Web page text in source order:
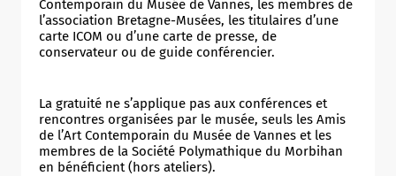
Contemporain du Musée de Vannes, les membres de
l’association Bretagne-Musées, les titulaires d’une
carte ICOM ou d’une carte de presse, de
conservateur ou de guide conférencier.
La gratuité ne s’applique pas aux conférences et
rencontres organisées par le musée, seuls les Amis
de l’Art Contemporain du Musée de Vannes et les
membres de la Société Polymathique du Morbihan
en bénéficient (hors ateliers).